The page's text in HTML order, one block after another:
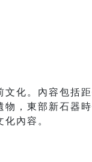
化。內容包括
，東部新石器
內容。